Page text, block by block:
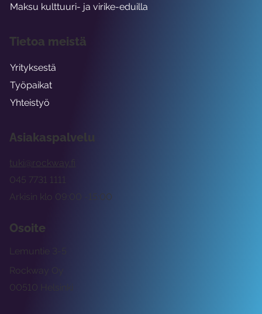
Asiakaspalvelu
tuki@rockway.fi
Arkisin klo 09:00 -15:00
045 7731 1111
Osoite
Rockway Oy
Lemuntie 3-5
00510 Helsinki
Maksu kulttuuri- ja virike-eduilla
Tietoa meistä
Yrityksestä
Työpaikat
Yhteistyö